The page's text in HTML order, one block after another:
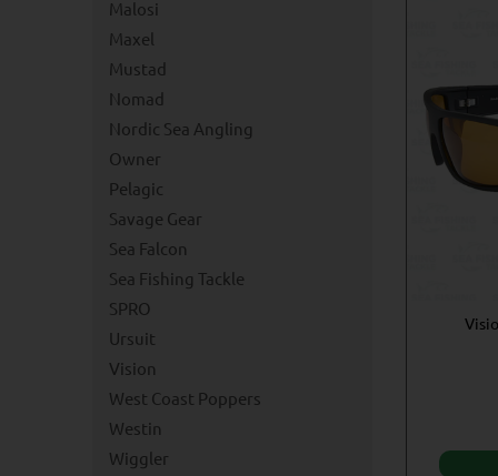
Malosi
Maxel
Mustad
Nomad
Nordic Sea Angling
Owner
Pelagic
Savage Gear
Sea Falcon
Sea Fishing Tackle
SPRO
Ursuit
Vision
West Coast Poppers
Westin
Wiggler